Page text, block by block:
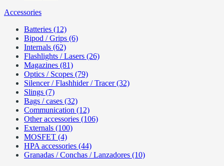
Accessories
Batteries (12)
Bipod / Grips (6)
Internals (62)
Flashlights / Lasers (26)
Magazines (81)
Optics / Scopes (79)
Silencer / Flashhider / Tracer (32)
Slings (7)
Bags / cases (32)
Communication (12)
Other accessories (106)
Externals (100)
MOSFET (4)
HPA accessories (44)
Granadas / Conchas / Lanzadores (10)